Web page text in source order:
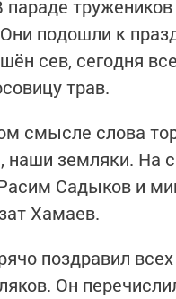
подошли к
сев, сегодня
трав.
смысле слова
земляки. На
Са­дыков и
Хамаев.
поздравил всех
Он